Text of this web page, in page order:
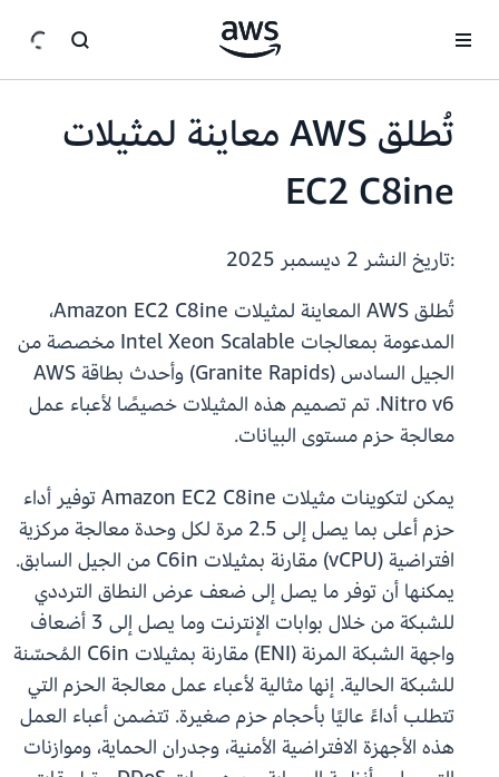
تُطلق AWS معاينة لمثيلات
EC2 C8ine
:تاريخ النشر
تُطلق AWS المعاينة لمثيلات Amazon EC2 C8ine،
المدعومة بمعالجات Intel Xeon Scalable مخصصة من
الجيل السادس (Granite Rapids) وأحدث بطاقة AWS
Nitro v6. تم تصميم هذه المثيلات خصيصًا لأعباء عمل
معالجة حزم مستوى البيانات.
يمكن لتكوينات مثيلات Amazon EC2 C8ine توفير أداء
حزم أعلى بما يصل إلى 2.5 مرة لكل وحدة معالجة مركزية
افتراضية (vCPU) مقارنة بمثيلات C6in من الجيل السابق.
يمكنها أن توفر ما يصل إلى ضعف عرض النطاق الترددي
للشبكة من خلال بوابات الإنترنت وما يصل إلى 3 أضعاف
واجهة الشبكة المرنة (ENI) مقارنة بمثيلات C6in المُحسّنة
للشبكة الحالية. إنها مثالية لأعباء عمل معالجة الحزم التي
تتطلب أداءً عاليًا بأحجام حزم صغيرة. تتضمن أعباء العمل
هذه الأجهزة الافتراضية الأمنية، وجدران الحماية، وموازنات